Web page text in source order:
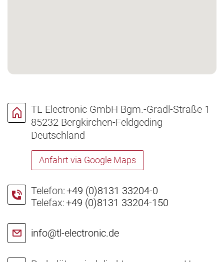
TL Electronic GmbH Bgm.-Gradl-Straße 1
85232 Bergkirchen-Feldgeding
Deutschland
Anfahrt via Google Maps
Telefon:+49 (0)8131 33204-0
Telefax:+49 (0)8131 33204-150
info@tl-electronic.de